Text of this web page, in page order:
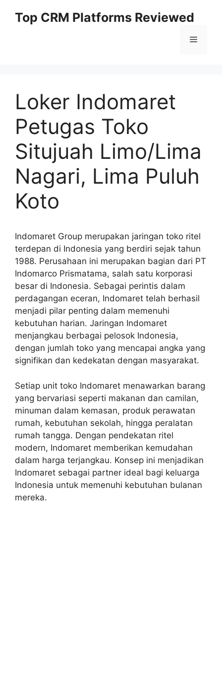
Top CRM Platforms Reviewed
Menu
Loker Indomaret
Petugas Toko
Situjuah Limo/Lima
Nagari, Lima Puluh
Koto
Indomaret Group merupakan jaringan toko ritel
terdepan di Indonesia yang berdiri sejak tahun
1988. Perusahaan ini merupakan bagian dari PT
Indomarco Prismatama, salah satu korporasi
besar di Indonesia. Sebagai perintis dalam
perdagangan eceran, Indomaret telah berhasil
menjadi pilar penting dalam memenuhi
kebutuhan harian. Jaringan Indomaret
menjangkau berbagai pelosok Indonesia,
dengan jumlah toko yang mencapai angka yang
signifikan dan kedekatan dengan masyarakat.
Setiap unit toko Indomaret menawarkan barang
yang bervariasi seperti makanan dan camilan,
minuman dalam kemasan, produk perawatan
rumah, kebutuhan sekolah, hingga peralatan
rumah tangga. Dengan pendekatan ritel
modern, Indomaret memberikan kemudahan
dalam harga terjangkau. Konsep ini menjadikan
Indomaret sebagai partner ideal bagi keluarga
Indonesia untuk memenuhi kebutuhan bulanan
mereka.